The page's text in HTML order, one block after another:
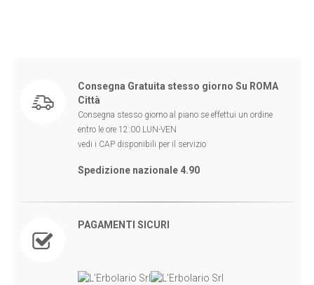
Consegna Gratuita stesso giorno Su ROMA
Città
Consegna stesso giorno al piano se effettui un ordine
entro le ore 12:00 LUN-VEN
vedi i CAP disponibili per il servizio
Spedizione nazionale 4.90
PAGAMENTI SICURI